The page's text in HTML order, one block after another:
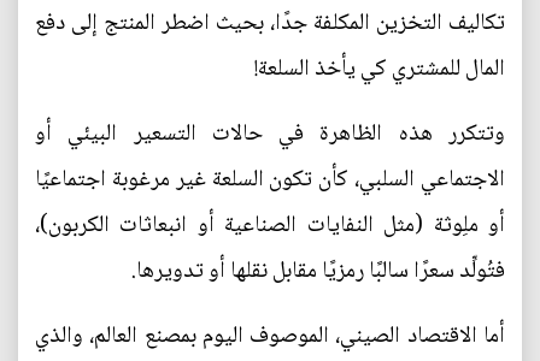
تكاليف التخزين المكلفة جدًا، بحيث اضطر المنتج إلى دفع
المال للمشتري كي يأخذ السلعة!
وتتكرر هذه الظاهرة في حالات التسعير البيئي أو
الاجتماعي السلبي، كأن تكون السلعة غير مرغوبة اجتماعيًا
أو ملِوثة (مثل النفايات الصناعية أو انبعاثات الكربون)،
فتُولِّد سعرًا سالبًا رمزيًا مقابل نقلها أو تدويرها.
أما الاقتصاد الصيني، الموصوف اليوم بمصنع العالم، والذي